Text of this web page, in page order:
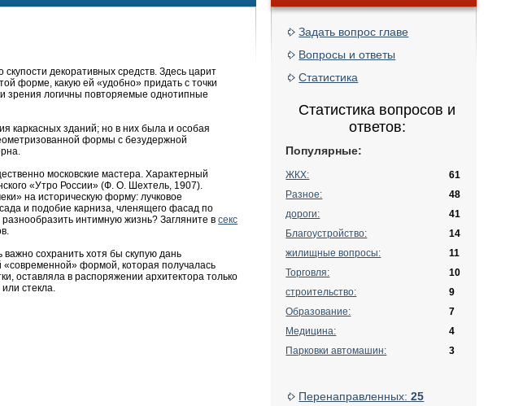
декоративных средств. Здесь царит
форме, какую ей «удобно» придать с точки
зрения логичны повторяемые однотипные
каркасных зданий; но в них была и особая
формы с безудержной
московские мастера. Характерный
«Утро России» (Ф. О. Шехтель, 1907).
на историческую форму: лучковое
и подобие карниза, членящего фасад по
интимную жизнь? Загляните всекс
сохранить хотя бы скупую дань
формой, которая получалась
оставляла в распоряжении архитектора только
стекла.
Задать вопрос главе
Вопросы и ответы
Статистика
Статистика вопросов и
ответов:
Популярные:
ЖКХ:
61
Разное:
48
дороги:
41
Благоустройство:
14
жилищные вопросы:
11
Торговля:
10
строительство:
9
Образование:
7
Медицина:
4
Парковки автомашин:
3
Перенаправленных:25